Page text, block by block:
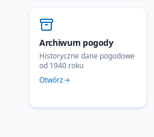
Archiwum pogody
Historyczne dane pogodowe
od 1940 roku
Otwórz